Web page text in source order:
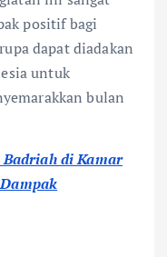
positif bagi
dapat diadakan
untuk
bulan
di Kamar